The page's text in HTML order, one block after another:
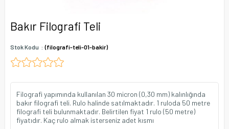
Bakır Filografi Teli
Stok Kodu (filografi-teli-01-bakir)
Filografi yapımında kullanılan 30 micron (0,30 mm) kalınlığında
bakır filografi teli. Rulo halinde satılmaktadır. 1 ruloda 50 metre
filografi teli bulunmaktadır. Belirtilen fiyat 1 rulo (50 metre)
fiyatıdır. Kaç rulo almak isterseniz adet kısmı